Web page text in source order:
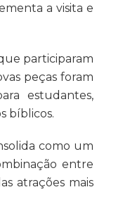
a visita e
participaram
peças foram
estudantes,
bíblicos.
como um
entre
atrações mais